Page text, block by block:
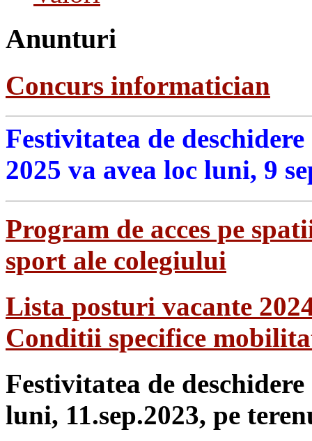
Anunturi
Concurs informatician
Festivitatea de
2025 va avea loc luni, 9
Program de acces pe
sport ale colegiului
Lista posturi vacante
Conditii specifice
Festivitatea de
luni, 11.sep.2023, pe